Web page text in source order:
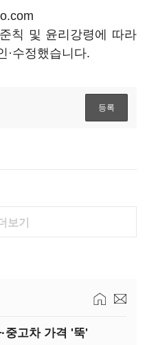
칙 및 윤리강령에 따라
·수정했습니다.
보기
중고차 가격 '뚝'